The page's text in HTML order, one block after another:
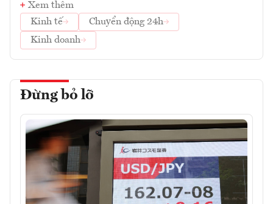
Xem thêm
Kinh tế
Chuyển động 24h
Kinh doanh
Đừng bỏ lỡ